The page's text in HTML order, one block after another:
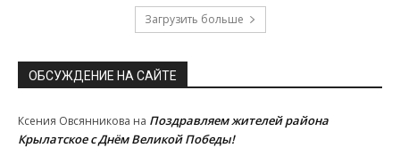
Загрузить больше
ОБСУЖДЕНИЕ НА САЙТЕ
Ксения Овсянникова на Поздравляем жителей района
Крылатское с Днём Великой Победы!